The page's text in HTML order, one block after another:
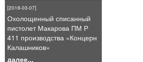
[2018-03-07]
Охолощенный списанный
пистолет Макарова ПМ Р
411 производства «Концерн
Калашников»
далее...